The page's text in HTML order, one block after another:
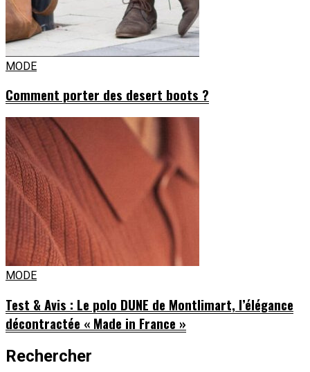
MODE
Comment porter des desert boots ?
MODE
Test & Avis : Le polo DUNE de Montlimart, l’élégance
décontractée « Made in France »
Rechercher